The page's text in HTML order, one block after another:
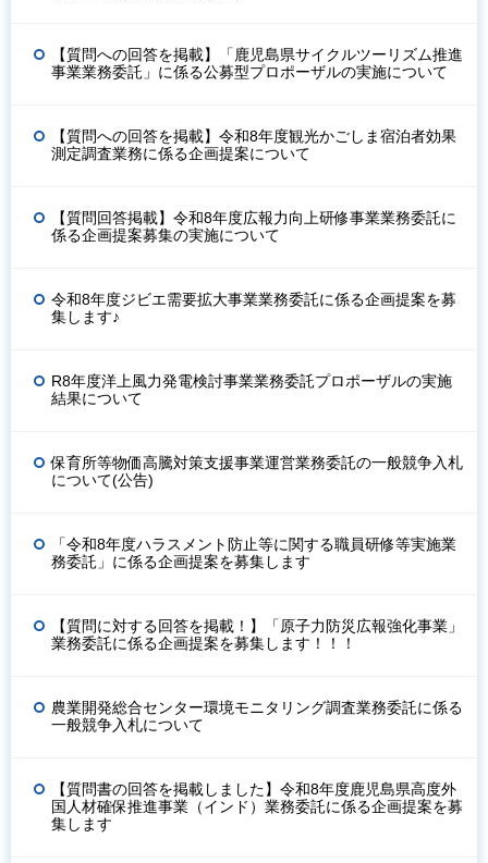
【質問への回答を掲載】「鹿児島県サイクルツーリズム推進
事業業務委託」に係る公募型プロポーザルの実施について
【質問への回答を掲載】令和8年度観光かごしま宿泊者効果
測定調査業務に係る企画提案について
【質問回答掲載】令和8年度広報力向上研修事業業務委託に
係る企画提案募集の実施について
令和8年度ジビエ需要拡大事業業務委託に係る企画提案を募
集します♪
R8年度洋上風力発電検討事業業務委託プロポーザルの実施
結果について
保育所等物価高騰対策支援事業運営業務委託の一般競争入札
について(公告)
「令和8年度ハラスメント防止等に関する職員研修等実施業
務委託」に係る企画提案を募集します
【質問に対する回答を掲載！】「原子力防災広報強化事業」
業務委託に係る企画提案を募集します！！！
農業開発総合センター環境モニタリング調査業務委託に係る
一般競争入札について
【質問書の回答を掲載しました】令和8年度鹿児島県高度外
国人材確保推進事業（インド）業務委託に係る企画提案を募
集します